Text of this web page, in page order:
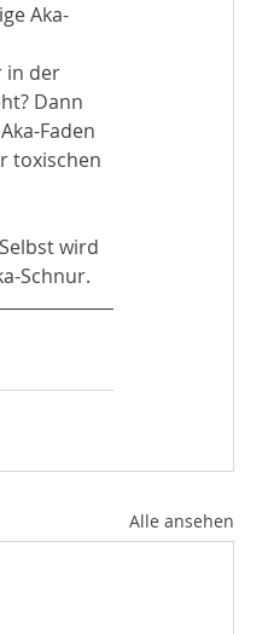
Aka-
in der
Dann
Faden
toxischen
wird
Schnur.
Alle ansehen